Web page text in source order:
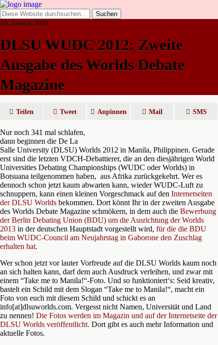
18. Januar 2011
DLSU WUDC 2012: Zweite
Ausgabe des Worlds Debate
Magazine
Teilen Tweet Anpinnen Mail SMS
Nur noch 341 mal schlafen,
dann beginnen die De La
Salle University (DLSU) Worlds 2012 in Manila, Philippinen. Gerade
erst sind die letzten VDCH-Debattierer, die an den diesjährigen World
Universities Debating Championships (WUDC oder Worlds) in
Botsuana teilgenommen haben, aus Afrika zurückgekehrt. Wer es
dennoch schon jetzt kaum abwarten kann, wieder WUDC-Luft zu
schnuppern, kann einen kleinen Vorgeschmack auf den Internetseiten
der DLSU Worlds bekommen. Dort könnt Ihr in der zweiten Ausgabe
des Worlds Debate Magazine schmökern, in dem auch die Bewerbung
der Berlin Debating Union (BDU) um die Ausrichtung der Worlds
2013 in der deutschen Hauptstadt vorgestellt wird, für die die BDU
beim WUDC-Council am Neujahrstag in Gaborone den Zuschlag
erhalten hat.
Wer schon jetzt vor lauter Vorfreude auf die DLSU Worlds kaum noch
an sich halten kann, darf dem auch Ausdruck verleihen, und zwar mit
einem “Take me to Manila!“-Foto. Und so funktioniert‘s: Seid kreativ,
bastelt ein Schild mit dem Slogan “Take me to Manila!“, macht ein
Foto von euch mit diesem Schild und schickt es an
info[at]dlsuworlds.com. Vergesst nicht Namen, Universität und Land
zu nennen! Die Fotos werden im Magazin und auf der Internetseite der
DLSU Worlds veröffentlicht. Dort gibt es auch mehr Information und
aktuelle Fotos.